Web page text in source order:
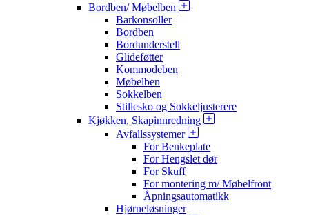
Bordben/ Møbelben
Barkonsoller
Bordben
Bordunderstell
Glideføtter
Kommodeben
Møbelben
Sokkelben
Stillesko og Sokkeljusterere
Kjøkken, Skapinnredning
Avfallssystemer
For Benkeplate
For Hengslet dør
For Skuff
For montering m/ Møbelfront
Åpningsautomatikk
Hjørneløsninger